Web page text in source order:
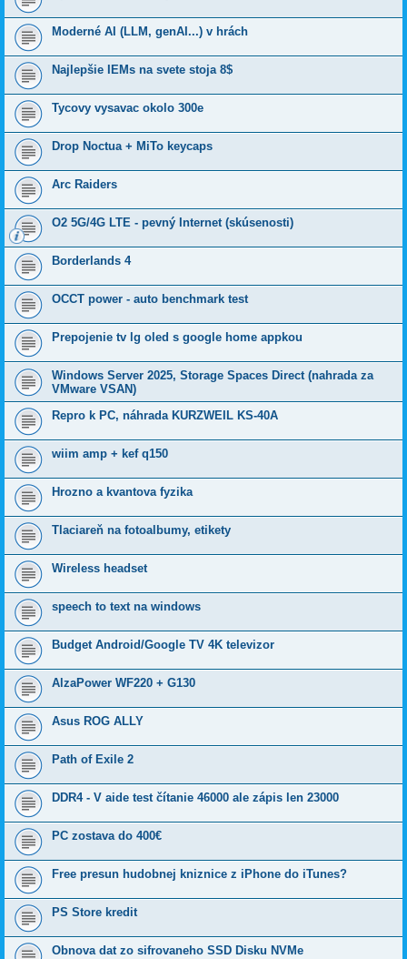
Moderné AI (LLM, genAI...) v hrách
Najlepšie IEMs na svete stoja 8$
Tycovy vysavac okolo 300e
Drop Noctua + MiTo keycaps
Arc Raiders
O2 5G/4G LTE - pevný Internet (skúsenosti)
Borderlands 4
OCCT power - auto benchmark test
Prepojenie tv lg oled s google home appkou
Windows Server 2025, Storage Spaces Direct (nahrada za
VMware VSAN)
Repro k PC, náhrada KURZWEIL KS-40A
wiim amp + kef q150
Hrozno a kvantova fyzika
Tlaciareň na fotoalbumy, etikety
Wireless headset
speech to text na windows
Budget Android/Google TV 4K televizor
AlzaPower WF220 + G130
Asus ROG ALLY
Path of Exile 2
DDR4 - V aide test čítanie 46000 ale zápis len 23000
PC zostava do 400€
Free presun hudobnej kniznice z iPhone do iTunes?
PS Store kredit
Obnova dat zo sifrovaneho SSD Disku NVMe